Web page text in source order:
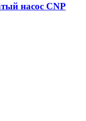
насос CNP